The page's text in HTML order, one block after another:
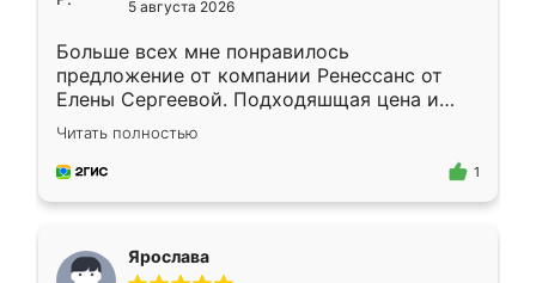
5 августа 2026
Больше всех мне понравилось
предложение от компании Ренессанс от
Елены Сергеевой. Подходяшщая цена и
короткие сроки изготовления. Приехавший
для замера сотрудник Владислав
предложил по моему эскизу самый
Читать полностью
1
Ярослава